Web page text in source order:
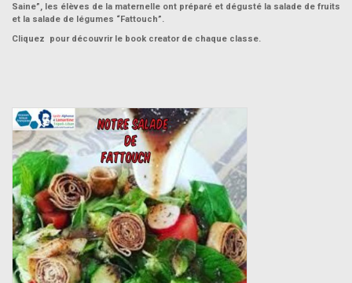
Saine”, les élèves de la maternelle ont préparé et dégusté la salade de fruits
et la salade de légumes “Fattouch”.
Cliquez pour découvrir le book creator de chaque classe.